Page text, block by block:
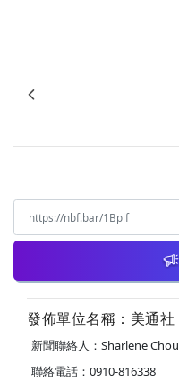
發佈單位名稱：美通社
新聞聯絡人：Sharlene Chou
聯絡電話：0910-816338